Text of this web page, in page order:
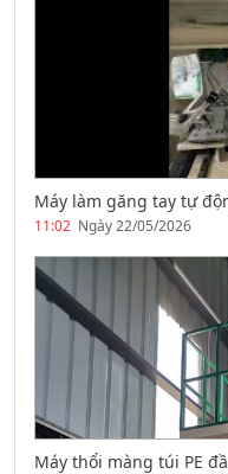
Máy làm găng tay tự
11:02 Ngày 22/05/2026
Máy thổi màng túi PE